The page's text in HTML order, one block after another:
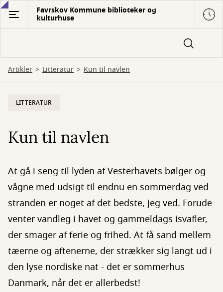
Gå
hovedindhold
Favrskov Kommune biblioteker og
kulturhuse
Artikler Litteratur Kun til navlen
LITTERATUR
Kun til navlen
At gå i seng til lyden af Vesterhavets bølger og
vågne med udsigt til endnu en sommerdag ved
stranden er noget af det bedste, jeg ved. Forude
venter vandleg i havet og gammeldags isvafler,
der smager af ferie og frihed. At få sand mellem
tæerne og aftenerne, der strækker sig langt ud i
den lyse nordiske nat - det er sommerhus
Danmark, når det er allerbedst!